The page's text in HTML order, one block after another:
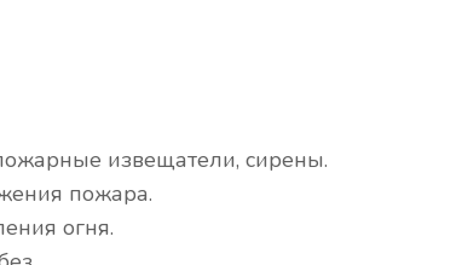
извещатели, сирены.
пожара.
огня.